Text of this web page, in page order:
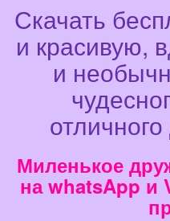
Скачать
и красивую,
и
Миленькое
на whatsApp и